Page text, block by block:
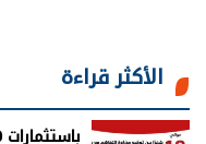
الأكثر قراءة